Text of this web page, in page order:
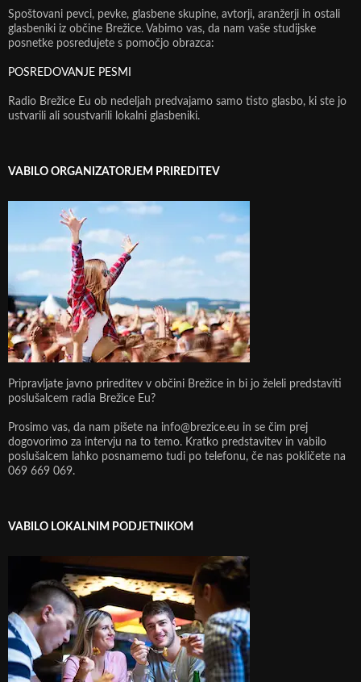
Spoštovani pevci, pevke, glasbene skupine, avtorji, aranžerji in ostali
glasbeniki iz občine Brežice. Vabimo vas, da nam vaše studijske
posnetke posredujete s pomočjo obrazca:
POSREDOVANJE PESMI
Radio Brežice Eu ob nedeljah predvajamo samo tisto glasbo, ki ste jo
ustvarili ali soustvarili lokalni glasbeniki.
VABILO ORGANIZATORJEM PRIREDITEV
Pripravljate javno prireditev v občini Brežice in bi jo želeli predstaviti
poslušalcem radia Brežice Eu?
Prosimo vas, da nam pišete na info@brezice.eu in se čim prej
dogovorimo za intervju na to temo. Kratko predstavitev in vabilo
poslušalcem lahko posnamemo tudi po telefonu, če nas pokličete na
069 669 069.
VABILO LOKALNIM PODJETNIKOM